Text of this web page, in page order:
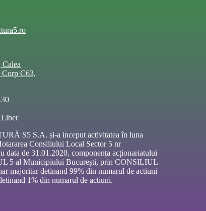
Calea
Corp C63,
Liber
S5 S.A. și-a inceput activitatea în luna
Consiliului Local Sector 5 nr
data de 31.01.2020, componența acționariatului
5 al Municipiului București, prin CONSILIUL
majoritar detinand 99% din numarul de actiuni –
1% din numarul de actiuni.